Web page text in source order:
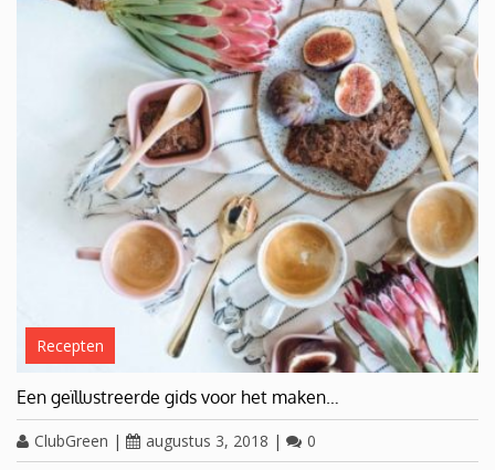
Recepten
Een geïllustreerde gids voor het maken…
ClubGreen | augustus 3, 2018 | 0